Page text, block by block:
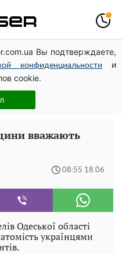
Вы подтверждаете,
конфиденциальности
и
cookie.
звернулася до
оподаткування
змусила відвисати
початком
вважають
08:55 18.06
Одеської області
українцями